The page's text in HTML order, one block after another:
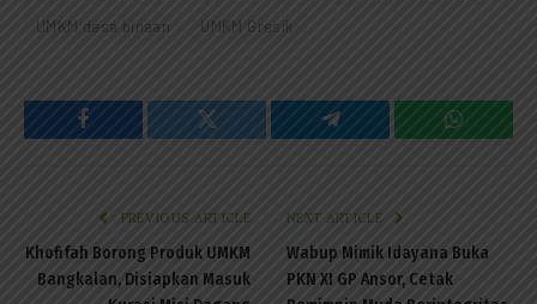
UMKM desa binaan
UMKM Gresik
Facebook Twitter Telegram
PREVIOUS ARTICLE
Khofifah Borong Produk UMKM
Bangkalan, Disiapkan Masuk
NEXT ARTICLE
Wabup Mimik Idayana Buka
PKN XI GP Ansor, Cetak